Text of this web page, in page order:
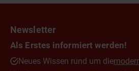
Newsletter
Als Erstes informiert werden!
Neues Wissen rund um die